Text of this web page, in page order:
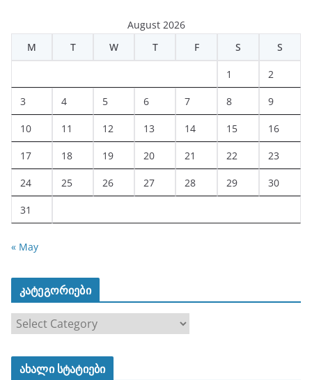
August 2026
M
T W T F S S
1 2
3 4 5 6 7 8 9
10 11 12 13 14 15 16
17 18 19 20 21 22 23
24 25 26 27 28 29 30
31
« May
კატეგორიები
ა
ტ
ახალი სტატიები